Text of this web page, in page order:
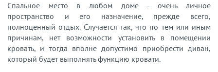
Спальное место в любом доме - очень личное
пространство и его назначение, прежде всего,
полноценный отдых. Случается так, что по тем или иным
причинам, нет возможности установить в помещении
кровать, и тогда вполне допустимо приобрести диван,
который будет выполнять функцию кровати.